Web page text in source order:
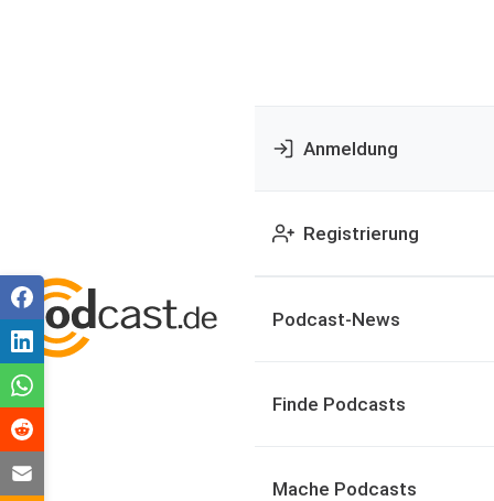
Anmeldung
Registrierung
Podcast-News
Finde Podcasts
Mache Podcasts